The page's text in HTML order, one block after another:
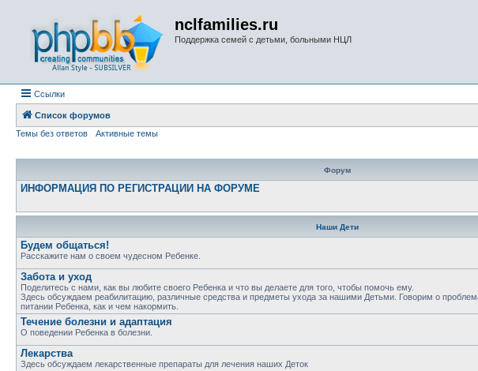
nclfamilies.ru
Поддержка семей с детьми, больными НЦЛ
Ссылки
Список форумов
Темы без ответов
Активные темы
Форум
ИНФОРМАЦИЯ ПО РЕГИСТРАЦИИ НА ФОРУМЕ
Наши Дети
Будем общаться!
Расскажите нам о своем чудесном Ребенке.
Забота и уход
Поделитесь с нами, как вы любите своего Ребенка и что вы делаете для того, чтобы помочь ему.
Здесь обсуждаем реабилитацию, различные средства и предметы ухода за нашими Детьми. Говорим о
питании Ребенка, как и чем накормить.
Течение болезни и адаптация
О поведении Ребенка в болезни.
Лекарства
Здесь обсуждаем лекарственные препараты для лечения наших Деток